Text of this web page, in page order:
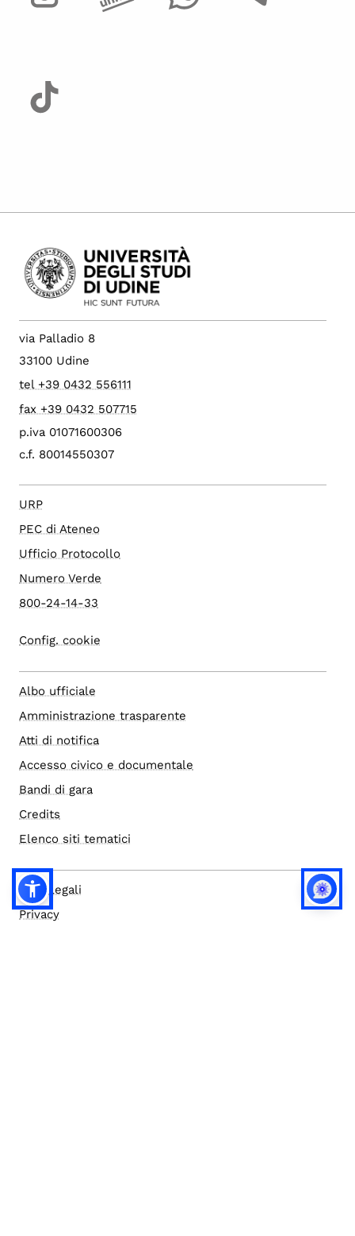
via Palladio 8
33100 Udine
tel +39 0432 556111
fax +39 0432 507715
p.iva 01071600306
c.f. 80014550307
URP
PEC di Ateneo
Ufficio Protocollo
Numero Verde
800-24-14-33
Config. cookie
Albo ufficiale
Amministrazione trasparente
Atti di notifica
Accesso civico e documentale
Bandi di gara
Credits
Elenco siti tematici
Note legali
Privacy